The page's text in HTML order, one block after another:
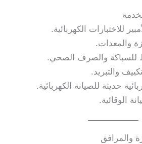
للاختبارات الكهربائية.
والمعدات.
والصرف الصحي.
والتبريد.
الوقائية.
والمرافق